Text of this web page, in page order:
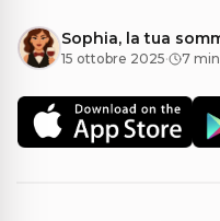
Sophia, la tua
15 ottobre 2025· 7